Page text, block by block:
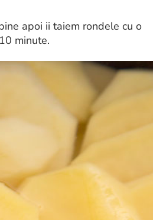
apoi ii taiem rondele cu o
minute.